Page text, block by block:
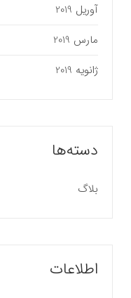
آوریل 2019
مارس 2019
ژانویه 2019
دسته‌ها
بلاگ
اطلاعات